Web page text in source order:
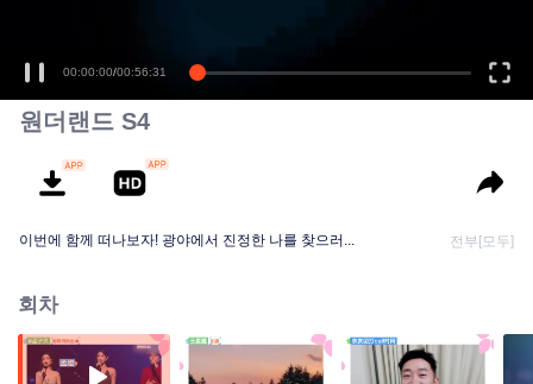
00:00:00/00:56:31
원더랜드 S4
이번에 함께 떠나보자! 광야에서 진정한 나를 찾으러... 전부[모두]
회차